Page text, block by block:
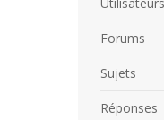
Forums
Sujets
Réponses